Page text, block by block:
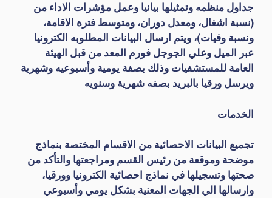
جداول منظمه وتمثيلها بيانيا وعمل مؤشرات الاداء من
(نسبة اشغال، ومعدل دوران، ومتوسط فترة الاقامة،
ونسبة وفيات)، ويتم ارسال البيانات المطلوبه الكترونيا
عبر الميل وعلي الجوجل فورم المعد من قبل الهيئة
العامة للمستشفيات وذلك بصفة يومية وأسبوعيه وشهرية
ويرسل ورقيا بالبريد بصفه شهرية وسنويه
الخدمات
تجميع البيانات الاحصائية من الاقسام المختصة بنماذج
موضحة وموقعة من رئيس القسم ومراجعتها والتأكد من
صحتها وتسجيلها في نماذج احصائية الكترونيا وورقيا،
وارسالها الي الجهات المعنية بشكل يومي وأسبوعي